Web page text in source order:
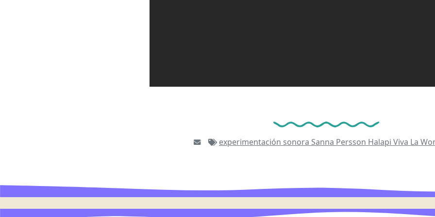
experimentación sonora Sanna Persson Halapi Viva La